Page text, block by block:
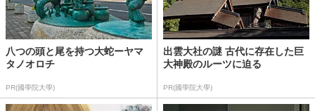
八つの頭と尾を持つ大蛇ーヤマ
タノオロチ
PR(國學院大學)
出雲大社の謎 古代に存在した巨
大神殿のルーツに迫る
PR(國學院大學)